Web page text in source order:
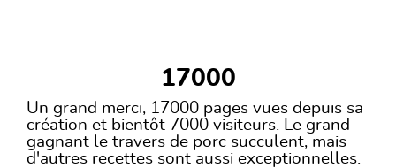
17000
Un grand merci, 17000 pages vues depuis sa
création et bientôt 7000 visiteurs. Le grand
gagnant le travers de porc succulent, mais
d'autres recettes sont aussi exceptionnelles.